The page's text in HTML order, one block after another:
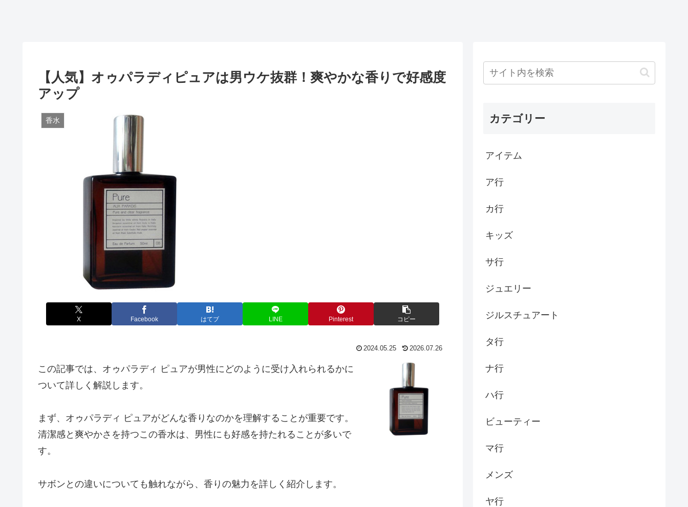
【人気】オゥパラディピュアは男ウケ抜群！爽やかな香りで好感度
アップ
香水
X Facebook はてブ LINE Pinterest コピー
2024.05.25 2026.07.26
この記事では、オゥパラディ ピュアが男性にどのように受け入れられるかに
ついて詳しく解説します。
まず、オゥパラディ ピュアがどんな香りなのかを理解することが重要です。
清潔感と爽やかさを持つこの香水は、男性にも好感を持たれることが多いで
す。
サボンとの違いについても触れながら、香りの魅力を詳しく紹介します。
カテゴリー
アイテム
ア行
カ行
キッズ
サ行
ジュエリー
ジルスチュアート
タ行
ナ行
ハ行
ビューティー
マ行
メンズ
ヤ行